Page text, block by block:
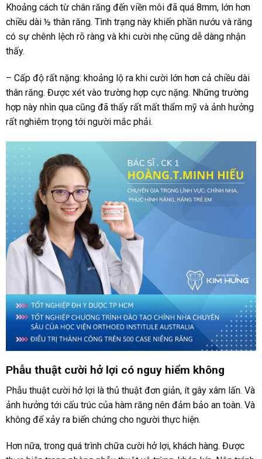
Khoảng cách từ chân răng đến viền môi đã quá 8mm, lớn hơn
chiều dài ½ thân răng. Tình trạng này khiến phần nướu và răng
có sự chênh lệch rõ ràng và khi cười nhẹ cũng dễ dàng nhận
thấy.
– Cấp độ rất nặng: khoảng lộ ra khi cười lớn hơn cả chiều dài
thân răng. Được xét vào trường hợp cực nặng. Những trường
hợp này nhìn qua cũng đã thấy rất mất thẩm mỹ và ảnh hưởng
rất nghiêm trọng tới người mắc phải.
Phẫu thuật cười hở lợi có nguy hiểm không
Phẫu thuật cười hở lợi là thủ thuật đơn giản, ít gây xâm lấn. Và
ảnh hưởng tới cấu trúc của hàm răng nên đảm bảo an toàn. Và
không để xảy ra biến chứng cho người thực hiện.
Hơn nữa, trong quá trình chữa cười hở lợi, khách hàng. Được